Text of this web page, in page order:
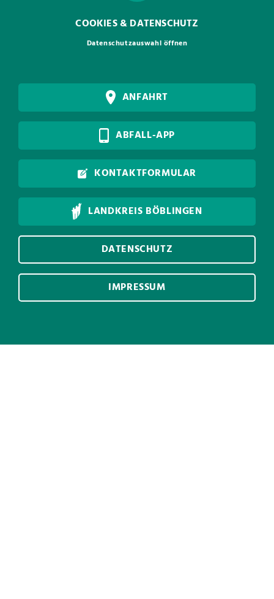
COOKIES & DATENSCHUTZ
Datenschutzauswahl öffnen
ANFAHRT
ABFALL-APP
KONTAKTFORMULAR
LANDKREIS BÖBLINGEN
DATENSCHUTZ
IMPRESSUM